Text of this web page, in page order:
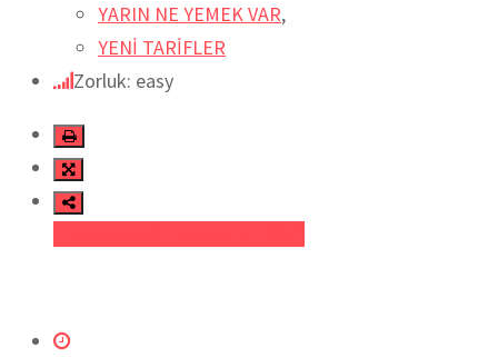
YARIN NE YEMEK VAR,
YENİ TARİFLER
Zorluk: easy